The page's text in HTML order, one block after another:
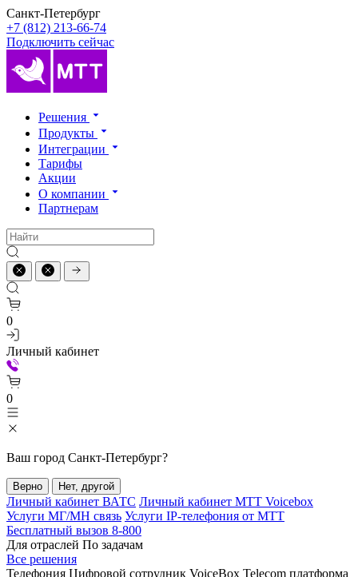
Санкт-Петербург
+7 (812) 213-66-74
Подключить сейчас
Решения
Продукты
Интеграции
Тарифы
Акции
О компании
Партнерам
0
Личный кабинет
0
Ваш город Санкт-Петербург?
Верно Нет, другой
Личный кабинет ВАТС Личный кабинет МТТ Voicebox
Услуги МГ/МН связь Услуги IP-телефония от МТТ
Бесплатный вызов 8-800
Для отраслей По задачам
Все решения
Телефония Цифровой сотрудник VoiceBox Telecom платформа